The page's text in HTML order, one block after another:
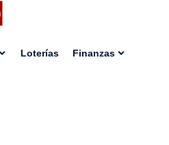
Loterías Finanzas